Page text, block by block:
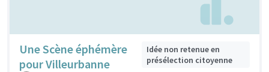
Une Scène éphémère
pour Villeurbanne
Idée non retenue en
présélection citoyenne